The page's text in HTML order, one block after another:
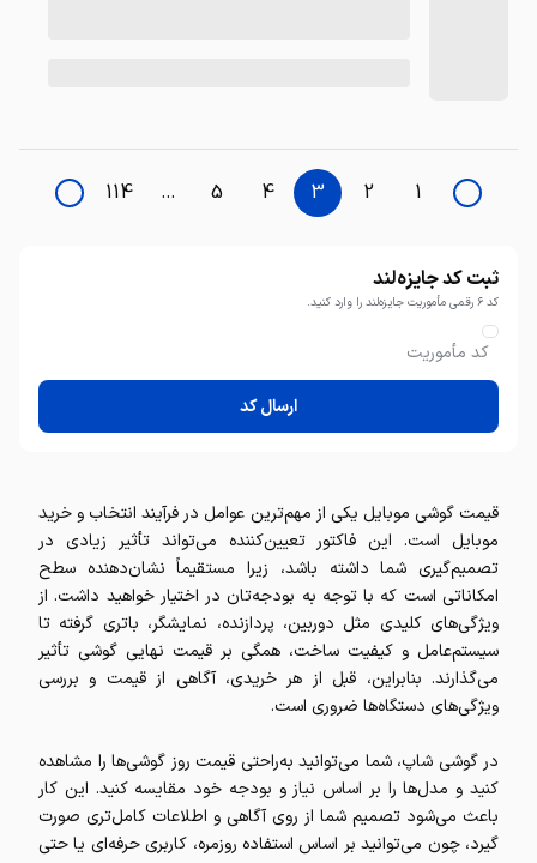
1
2
3
4
5
…
114
ثبت کد جایزه‌لند
کد ۶ رقمی مأموریت جایزه‌لند را وارد کنید.
کد مأموریت
ارسال کد
قیمت گوشی موبایل یکی از مهم‌ترین عوامل در فرآیند انتخاب و خرید
موبایل است. این فاکتور تعیین‌کننده می‌تواند تأثیر زیادی در
تصمیم‌گیری شما داشته باشد، زیرا مستقیماً نشان‌دهنده سطح
امکاناتی است که با توجه به بودجه‌تان در اختیار خواهید داشت. از
ویژگی‌های کلیدی مثل دوربین، پردازنده، نمایشگر، باتری گرفته تا
سیستم‌عامل و کیفیت ساخت، همگی بر قیمت نهایی گوشی تأثیر
می‌گذارند. بنابراین، قبل از هر خریدی، آگاهی از قیمت و بررسی
ویژگی‌های دستگاه‌ها ضروری است.
در گوشی شاپ، شما می‌توانید به‌راحتی قیمت روز گوشی‌ها را مشاهده
کنید و مدل‌ها را بر اساس نیاز و بودجه خود مقایسه کنید. این کار
باعث می‌شود تصمیم شما از روی آگاهی و اطلاعات کامل‌تری صورت
گیرد، چون می‌توانید بر اساس استفاده روزمره، کاربری حرفه‌ای یا حتی